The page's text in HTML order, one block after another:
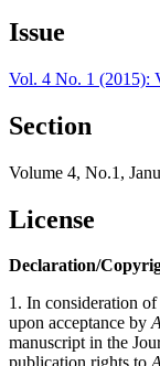
Issue
Vol. 4 No. 1 (2015):
Section
Volume 4, No.1,
License
Declaration/
1. In consideration
upon acceptance by
manuscript in the